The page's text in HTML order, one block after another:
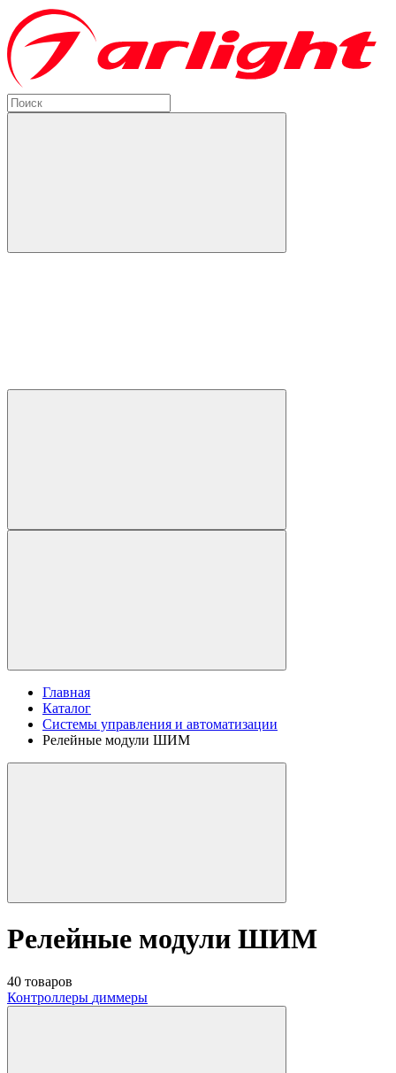
Главная
Каталог
Системы управления и автоматизации
Релейные модули ШИМ
Релейные модули ШИМ
40 товаров
Контроллеры диммеры